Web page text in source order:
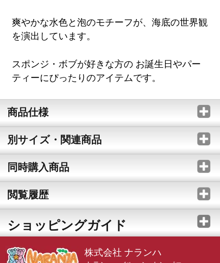
爽やかな水色と泡のモチーフが、海底の世界観
を演出しています。
スポンジ・ボブが好きな方の お誕生日やパー
ティーにぴったりのアイテムです。
商品仕様
別サイズ・関連商品
同時購入商品
閲覧履歴
ショッピングガイド
株式会社 ナランハ